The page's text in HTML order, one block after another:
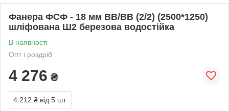
Фанера ФСФ - 18 мм ВВ/ВВ (2/2) (2500*1250)
шліфована Ш2 березова водостійка
В наявності
Опт і роздріб
4 276 ₴
4 212 ₴ від 5 шт.